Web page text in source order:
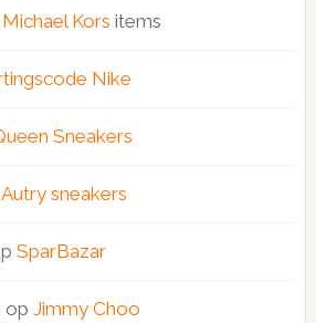
Michael Kors items
Nike
Sneakers
Autry sneakers
SparBazar
op Jimmy Choo